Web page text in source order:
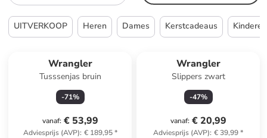
UITVERKOOP Heren Dames Kerstcadeaus Kinderen
Wrangler
Tusssenjas bruin
-71%
vanaf: € 53,99
Adviesprijs (AVP): € 189,95*
Wrangler
Slippers zwart
-47%
vanaf: € 20,99
Adviesprijs (AVP): € 39,99*